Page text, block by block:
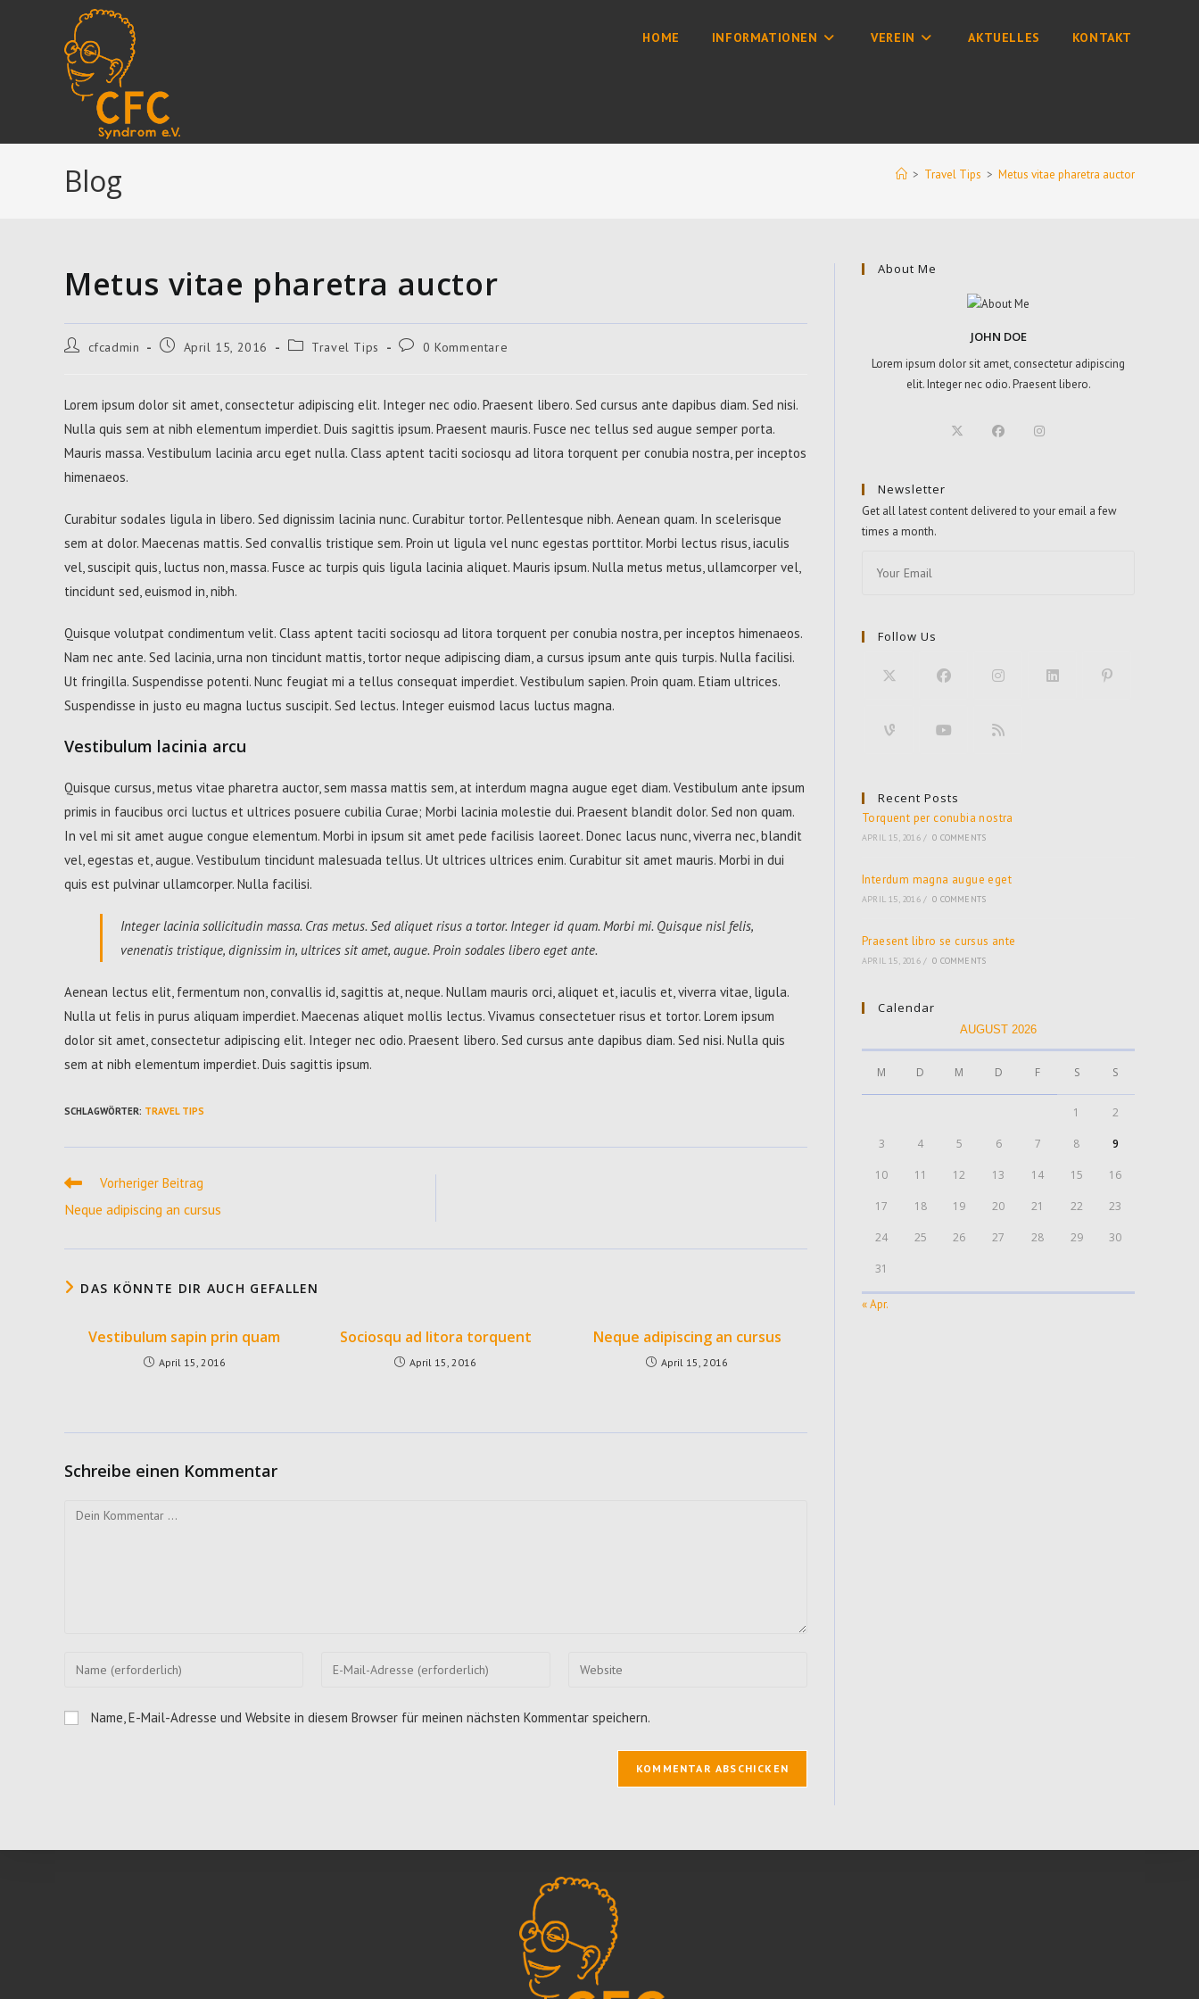
HOME INFORMATIONEN VEREIN AKTUELLES KONTAKT
Blog > Travel Tips > Metus vitae pharetra auctor
Metus vitae pharetra auctor
Beitrags-
cfcadmin
BeitragApril 15, 2016
Beitrags-
Travel Tips
Beitrags-
0 Kommentare
Lorem ipsum dolor sit amet, consectetur adipiscing elit. Integer nec odio. Praesent libero. Sed cursus ante dapibus diam. Sed nisi.
Nulla quis sem at nibh elementum imperdiet. Duis sagittis ipsum. Praesent mauris. Fusce nec tellus sed augue semper porta.
Mauris massa. Vestibulum lacinia arcu eget nulla. Class aptent taciti sociosqu ad litora torquent per conubia nostra, per inceptos
himenaeos.
Curabitur sodales ligula in libero. Sed dignissim lacinia nunc. Curabitur tortor. Pellentesque nibh. Aenean quam. In scelerisque
sem at dolor. Maecenas mattis. Sed convallis tristique sem. Proin ut ligula vel nunc egestas porttitor. Morbi lectus risus, iaculis
vel, suscipit quis, luctus non, massa. Fusce ac turpis quis ligula lacinia aliquet. Mauris ipsum. Nulla metus metus, ullamcorper vel,
tincidunt sed, euismod in, nibh.
Quisque volutpat condimentum velit. Class aptent taciti sociosqu ad litora torquent per conubia nostra, per inceptos himenaeos.
Nam nec ante. Sed lacinia, urna non tincidunt mattis, tortor neque adipiscing diam, a cursus ipsum ante quis turpis. Nulla facilisi.
Ut fringilla. Suspendisse potenti. Nunc feugiat mi a tellus consequat imperdiet. Vestibulum sapien. Proin quam. Etiam ultrices.
Suspendisse in justo eu magna luctus suscipit. Sed lectus. Integer euismod lacus luctus magna.
Vestibulum lacinia arcu
Quisque cursus, metus vitae pharetra auctor, sem massa mattis sem, at interdum magna augue eget diam. Vestibulum ante ipsum
primis in faucibus orci luctus et ultrices posuere cubilia Curae; Morbi lacinia molestie dui. Praesent blandit dolor. Sed non quam.
In vel mi sit amet augue congue elementum. Morbi in ipsum sit amet pede facilisis laoreet. Donec lacus nunc, viverra nec, blandit
vel, egestas et, augue. Vestibulum tincidunt malesuada tellus. Ut ultrices ultrices enim. Curabitur sit amet mauris. Morbi in dui
quis est pulvinar ullamcorper. Nulla facilisi.
Integer lacinia sollicitudin massa. Cras metus. Sed aliquet risus a tortor. Integer id quam. Morbi mi. Quisque nisl felis,
venenatis tristique, dignissim in, ultrices sit amet, augue. Proin sodales libero eget ante.
Aenean lectus elit, fermentum non, convallis id, sagittis at, neque. Nullam mauris orci, aliquet et, iaculis et, viverra vitae, ligula.
Nulla ut felis in purus aliquam imperdiet. Maecenas aliquet mollis lectus. Vivamus consectetuer risus et tortor. Lorem ipsum
dolor sit amet, consectetur adipiscing elit. Integer nec odio. Praesent libero. Sed cursus ante dapibus diam. Sed nisi. Nulla quis
sem at nibh elementum imperdiet. Duis sagittis ipsum.
SCHLAGWÖRTER: TRAVEL TIPS
Weitere
ansehen
Vorheriger Beitrag
Neque adipiscing an cursus
DAS KÖNNTE DIR AUCH GEFALLEN
Vestibulum sapin prin quam
April 15, 2016
Sociosqu ad litora torquent
April 15, 2016
Neque adipiscing an cursus
April 15, 2016
Schreibe einen Kommentar
Kommentar
Gib
oder
Gib
Gib
Name, E-Mail-Adresse und Website in diesem Browser für meinen nächsten Kommentar speichern.
About Me
JOHN DOE
Lorem ipsum dolor sit amet, consectetur adipiscing
elit. Integer nec odio. Praesent libero.
Newsletter
Get all latest content delivered to your email a few
times a month.
Follow Us
Recent Posts
Torquent per conubia nostra
APRIL 15, 2016 / 0 COMMENTS
Interdum magna augue eget
APRIL 15, 2016 / 0 COMMENTS
Praesent libro se cursus ante
APRIL 15, 2016 / 0 COMMENTS
Calendar
AUGUST 2026
M D M D F S S
1 2
3 4 5 6 7 8 9
10 11 12 13 14 15 16
17 18 19 20 21 22 23
24 25 26 27 28 29 30
31
« Apr.